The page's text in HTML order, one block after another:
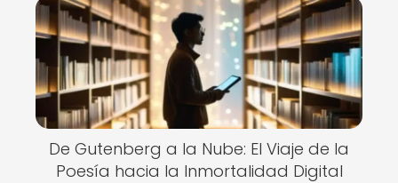
De Gutenberg a la Nube: El Viaje de la
Poesía hacia la Inmortalidad Digital